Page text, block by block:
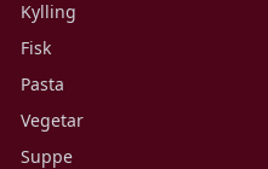
Kylling
Fisk
Pasta
Vegetar
Suppe